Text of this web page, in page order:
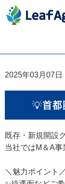
2025年03月07日
💡首都
既存・新規開設
当社ではM＆A
＼魅力ポイント／